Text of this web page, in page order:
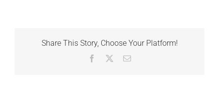
Share This Story, Choose Your Platform!
Facebook
E-